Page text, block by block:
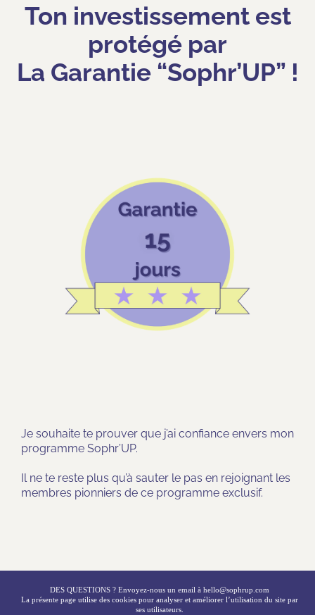
Ton investissement est
protégé par
La Garantie “Sophr’UP” !
Je souhaite te prouver que j’ai confiance envers mon
programme Sophr’UP.
Il ne te reste plus qu’à sauter le pas en rejoignant les
membres pionniers de ce programme exclusif.
DES QUESTIONS ? Envoyez-nous un email à hello@sophrup.com
La présente page utilise des cookies pour analyser et améliorer l’utilisation du site par
ses utilisateurs.